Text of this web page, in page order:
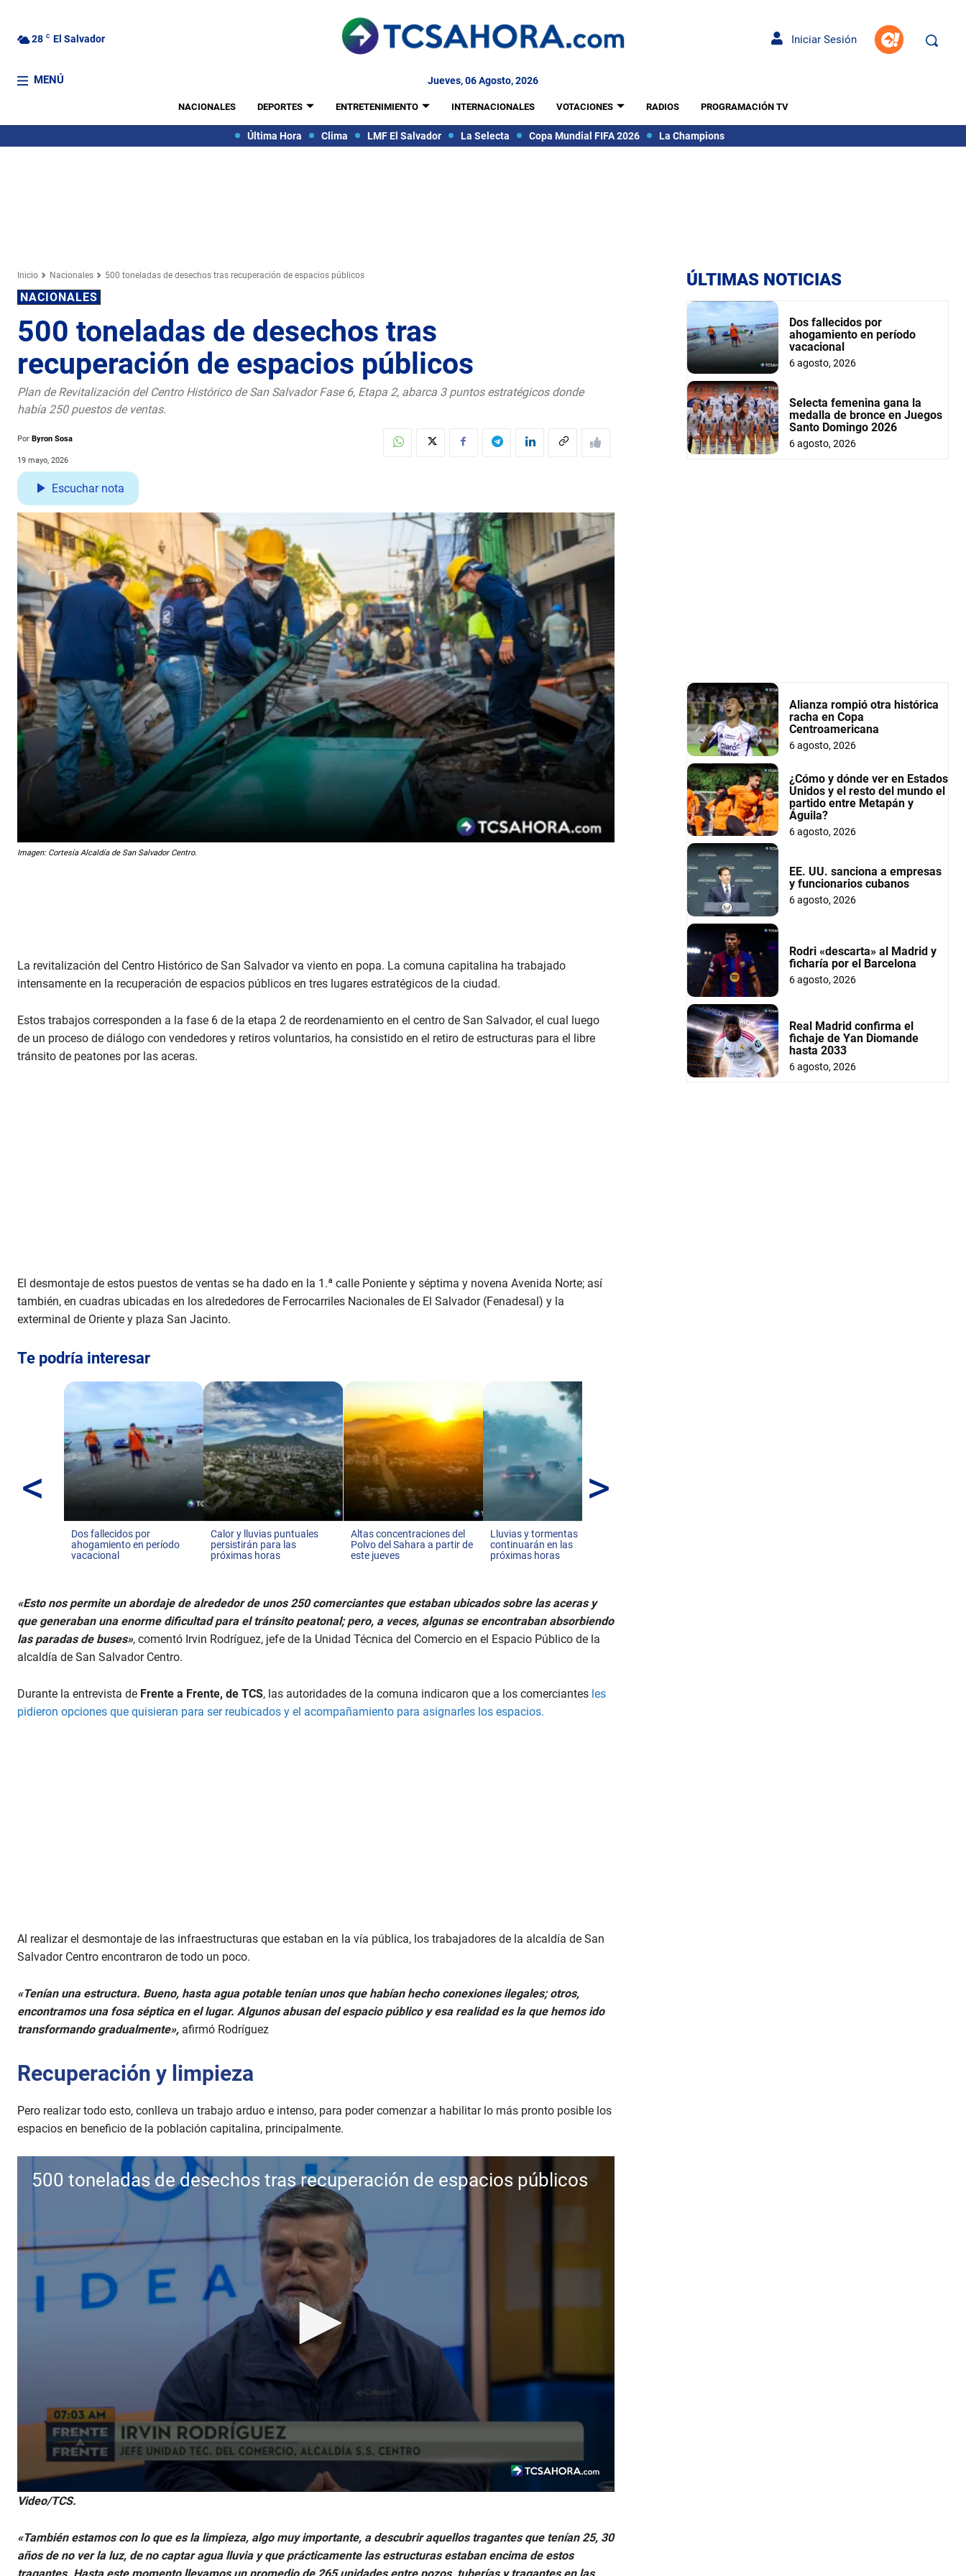
28 C El Salvador Iniciar Sesión
MENÚ Jueves, 06 Agosto, 2026
NACIONALES DEPORTES ENTRETENIMIENTO INTERNACIONALES VOTACIONES RADIOS PROGRAMACIÓN TV
Última Hora Clima LMF El Salvador La Selecta Copa Mundial FIFA 2026 La Champions
Inicio Nacionales 500 toneladas de desechos tras recuperación de espacios públicos
NACIONALES
500 toneladas de desechos tras
recuperación de espacios públicos
Plan de Revitalización del Centro Histórico de San Salvador Fase 6, Etapa 2, abarca 3 puntos estratégicos donde
había 250 puestos de ventas.
Por Byron Sosa
19 mayo, 2026
Escuchar nota
Imagen: Cortesía Alcaldía de San Salvador Centro.
La revitalización del Centro Histórico de San Salvador va viento en popa. La comuna capitalina ha trabajado
intensamente en la recuperación de espacios públicos en tres lugares estratégicos de la ciudad.
Estos trabajos corresponden a la fase 6 de la etapa 2 de reordenamiento en el centro de San Salvador, el cual luego
de un proceso de diálogo con vendedores y retiros voluntarios, ha consistido en el retiro de estructuras para el libre
tránsito de peatones por las aceras.
El desmontaje de estos puestos de ventas se ha dado en la 1.ª calle Poniente y séptima y novena Avenida Norte; así
también, en cuadras ubicadas en los alrededores de Ferrocarriles Nacionales de El Salvador (Fenadesal) y la
exterminal de Oriente y plaza San Jacinto.
Te podría interesar
<
Dos fallecidos por
ahogamiento en período
vacacional
Calor y lluvias puntuales
persistirán para las
próximas horas
Altas concentraciones del
Polvo del Sahara a partir de
este jueves
Lluvias y tormentas
continuarán en las
próximas horas
>
«Esto nos permite un abordaje de alrededor de unos 250 comerciantes que estaban ubicados sobre las aceras y
que generaban una enorme dificultad para el tránsito peatonal; pero, a veces, algunas se encontraban absorbiendo
las paradas de buses», comentó Irvin Rodríguez, jefe de la Unidad Técnica del Comercio en el Espacio Público de la
alcaldía de San Salvador Centro.
Durante la entrevista de Frente a Frente, de TCS, las autoridades de la comuna indicaron que a los comerciantes les
pidieron opciones que quisieran para ser reubicados y el acompañamiento para asignarles los espacios.
Al realizar el desmontaje de las infraestructuras que estaban en la vía pública, los trabajadores de la alcaldía de San
Salvador Centro encontraron de todo un poco.
«Tenían una estructura. Bueno, hasta agua potable tenían unos que habían hecho conexiones ilegales; otros,
encontramos una fosa séptica en el lugar. Algunos abusan del espacio público y esa realidad es la que hemos ido
transformando gradualmente», afirmó Rodríguez
Recuperación y limpieza
Pero realizar todo esto, conlleva un trabajo arduo e intenso, para poder comenzar a habilitar lo más pronto posible los
espacios en beneficio de la población capitalina, principalmente.
500 toneladas de desechos tras recuperación de espacios públicos
0
s
o
n
Video/TCS.
«También estamos con lo que es la limpieza, algo muy importante, a descubrir aquellos tragantes que tenían 25, 30
años de no ver la luz, de no captar agua lluvia y que prácticamente las estructuras estaban encima de estos
ÚLTIMAS NOTICIAS
Dos fallecidos por
ahogamiento en período
vacacional
6 agosto, 2026
Selecta femenina gana la
medalla de bronce en Juegos
Santo Domingo 2026
6 agosto, 2026
Alianza rompió otra histórica
racha en Copa
Centroamericana
6 agosto, 2026
¿Cómo y dónde ver en Estados
Unidos y el resto del mundo el
partido entre Metapán y
Águila?
6 agosto, 2026
EE. UU. sanciona a empresas
y funcionarios cubanos
6 agosto, 2026
Rodri «descarta» al Madrid y
ficharía por el Barcelona
6 agosto, 2026
Real Madrid confirma el
fichaje de Yan Diomande
hasta 2033
6 agosto, 2026